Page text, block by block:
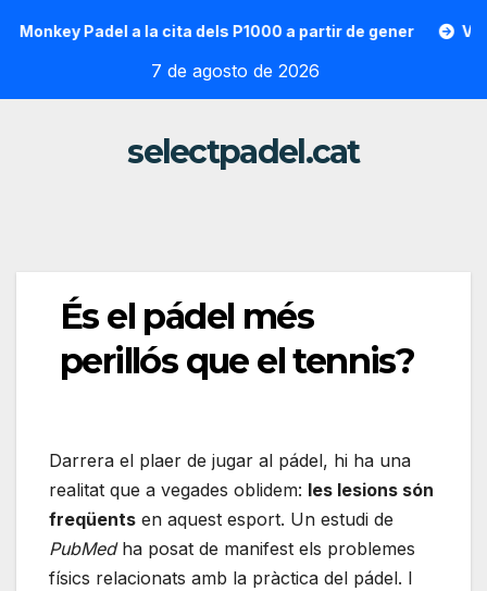
Padel a la cita dels P1000 a partir de gener Vallon
7 de agosto de 2026
selectpadel.cat
És el pádel més
perillós que el tennis?
Darrera el plaer de jugar al pádel, hi ha una
realitat que a vegades oblidem: les lesions són
freqüents en aquest esport. Un estudi de
PubMedha posat de manifest els problemes
físics relacionats amb la pràctica del pádel. I